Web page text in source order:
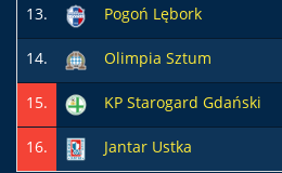
13. Pogoń Lębork
14. Olimpia Sztum
15. KP Starogard Gdański
16. Jantar Ustka